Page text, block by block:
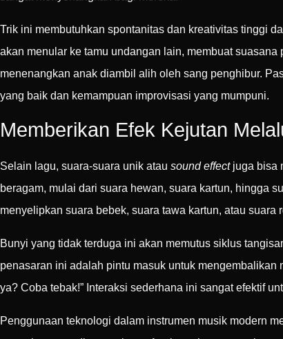
Trik ini membutuhkan spontanitas dan kreativitas tinggi
akan menular ke tamu undangan lain, membuat
menenangkan anak diambil alih oleh sang penghibur.
yang baik dan kemampuan improvisasi yang mumpuni.
Memberikan Efek Kejutan
Selain lagu, suara-suara unik atau sound effectjuga bisa
beragam, mulai dari suara hewan, suara kartun, hingga
menyelipkan suara bebek, suara tawa kartun, atau suara
Bunyi yang tidak terduga ini akan memutus siklus
penasaran ini adalah pintu masuk untuk mengembalikan
ya? Coba tebak!” Interaksi sederhana ini sangat efektif
Penggunaan teknologi dalam instrumen musik modern